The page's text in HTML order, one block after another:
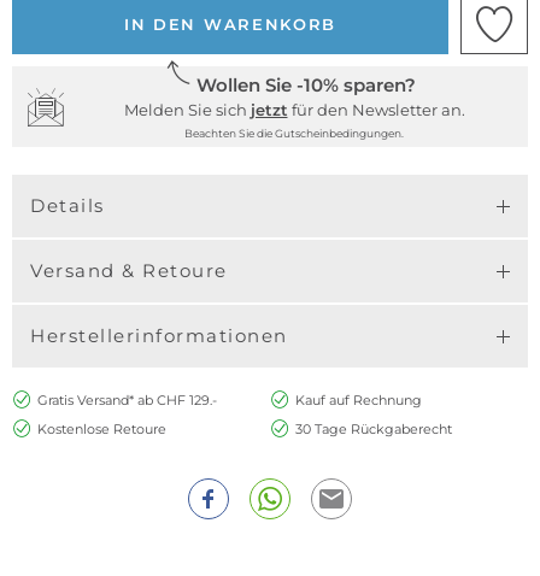
IN DEN WARENKORB
Wollen Sie -10% sparen?
Melden Sie sich jetzt für den Newsletter an.
Beachten Sie die Gutscheinbedingungen.
Details
Versand & Retoure
Herstellerinformationen
Gratis Versand* ab CHF 129.-
Kauf auf Rechnung
Kostenlose Retoure
30 Tage Rückgaberecht